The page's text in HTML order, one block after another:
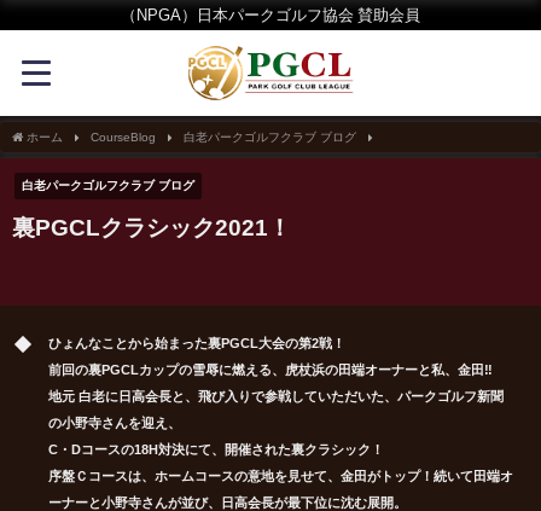
（NPGA）日本パークゴルフ協会 賛助会員
ホーム CourseBlog 白老パークゴルフクラブ ブログ
白老パークゴルフクラブ ブログ
裏PGCLクラシック2021！
ひょんなことから始まった裏PGCL大会の第2戦！
前回の裏PGCLカップの雪辱に燃える、虎杖浜の田端オーナーと私、金田‼
地元 白老に日高会長と、飛び入りで参戦していただいた、パークゴルフ新聞
の小野寺さんを迎え、
C・Dコースの18H対決にて、開催された裏クラシック！
序盤Ｃコースは、ホームコースの意地を見せて、金田がトップ！続いて田端オ
ーナーと小野寺さんが並び、日高会長が最下位に沈む展開。